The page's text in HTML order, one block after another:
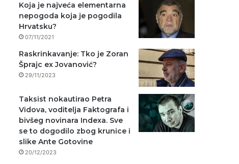
Koja je najveća elementarna
nepogoda koja je pogodila
Hrvatsku?
07/11/2021
Raskrinkavanje: Tko je Zoran
Šprajc ex Jovanović?
29/11/2023
Taksist nokautirao Petra
Vidova, voditelja Faktografa i
bivšeg novinara Indexa. Sve
se to dogodilo zbog krunice i
slike Ante Gotovine
20/12/2023